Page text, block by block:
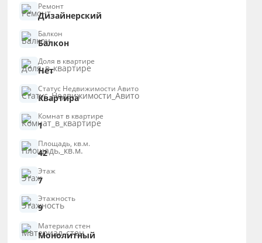
Ремонт
Дизайнерский
Балкон
Балкон
Доля в квартире
Нет
Статус Недвижимости Авито
Квартира
Комнат в квартире
1
Площадь, кв.м.
42
Этаж
7
Этажность
9
Материал стен
Монолитный